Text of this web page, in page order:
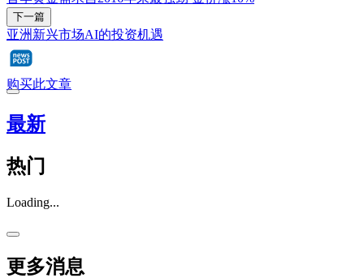
下一篇
亚洲新兴市场AI的投资机遇
购买此文章
最新
热门
Loading...
更多消息